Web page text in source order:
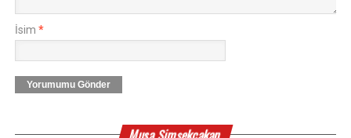
İsim *
Yorumumu Gönder